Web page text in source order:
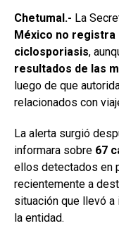
Chetumal.- La
México no registra
ciclosporiasis,
resultados de las
luego de que
relacionados con
La alerta surgió
informara sobre 67
ellos detectados en
recientemente a
situación que llevó a
la entidad.